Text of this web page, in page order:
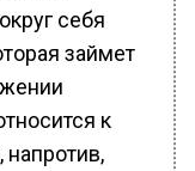
себя
займет
к
напротив,